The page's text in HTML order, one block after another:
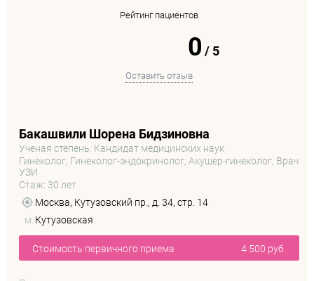
Рейтинг пациентов
0 /5
Оставить отзыв
Бакашвили Шорена Бидзиновна
Ученая степень: Кандидат медицинских наук
Гинеколог, Гинеколог-эндокринолог, Акушер-гинеколог, Врач
УЗИ
Стаж: 30 лет
Москва, Кутузовский пр., д. 34, стр. 14
м. Кутузовская
Стоимость первичного приема 4 500 руб.